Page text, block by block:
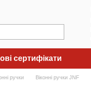
сертифікати
ручки Віконні ручки JNF